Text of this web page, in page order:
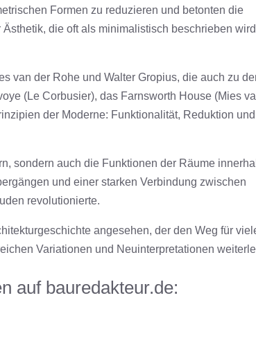
Formen zu reduzieren und betonten die
die oft als minimalistisch beschrieben
van der Rohe und Walter Gropius, die auch zu
(Le Corbusier), das Farnsworth House (Mies
der Moderne: Funktionalität, Reduktion und
sondern auch die Funktionen der Räume
und einer starken Verbindung zwischen
revolutionierte.
angesehen, der den Weg für
Variationen und Neuinterpretationen
auf bauredakteur.de: